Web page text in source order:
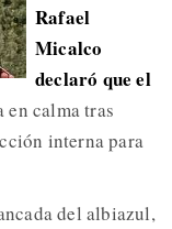
Rafael
Micalco
declaró que el
en calma tras
interna para
del albiazul,